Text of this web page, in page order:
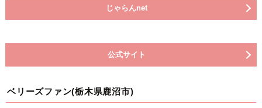
じゃらんnet
公式サイト
ベリーズファン(栃木県鹿沼市)